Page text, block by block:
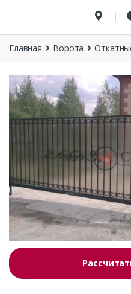
Главная Ворота